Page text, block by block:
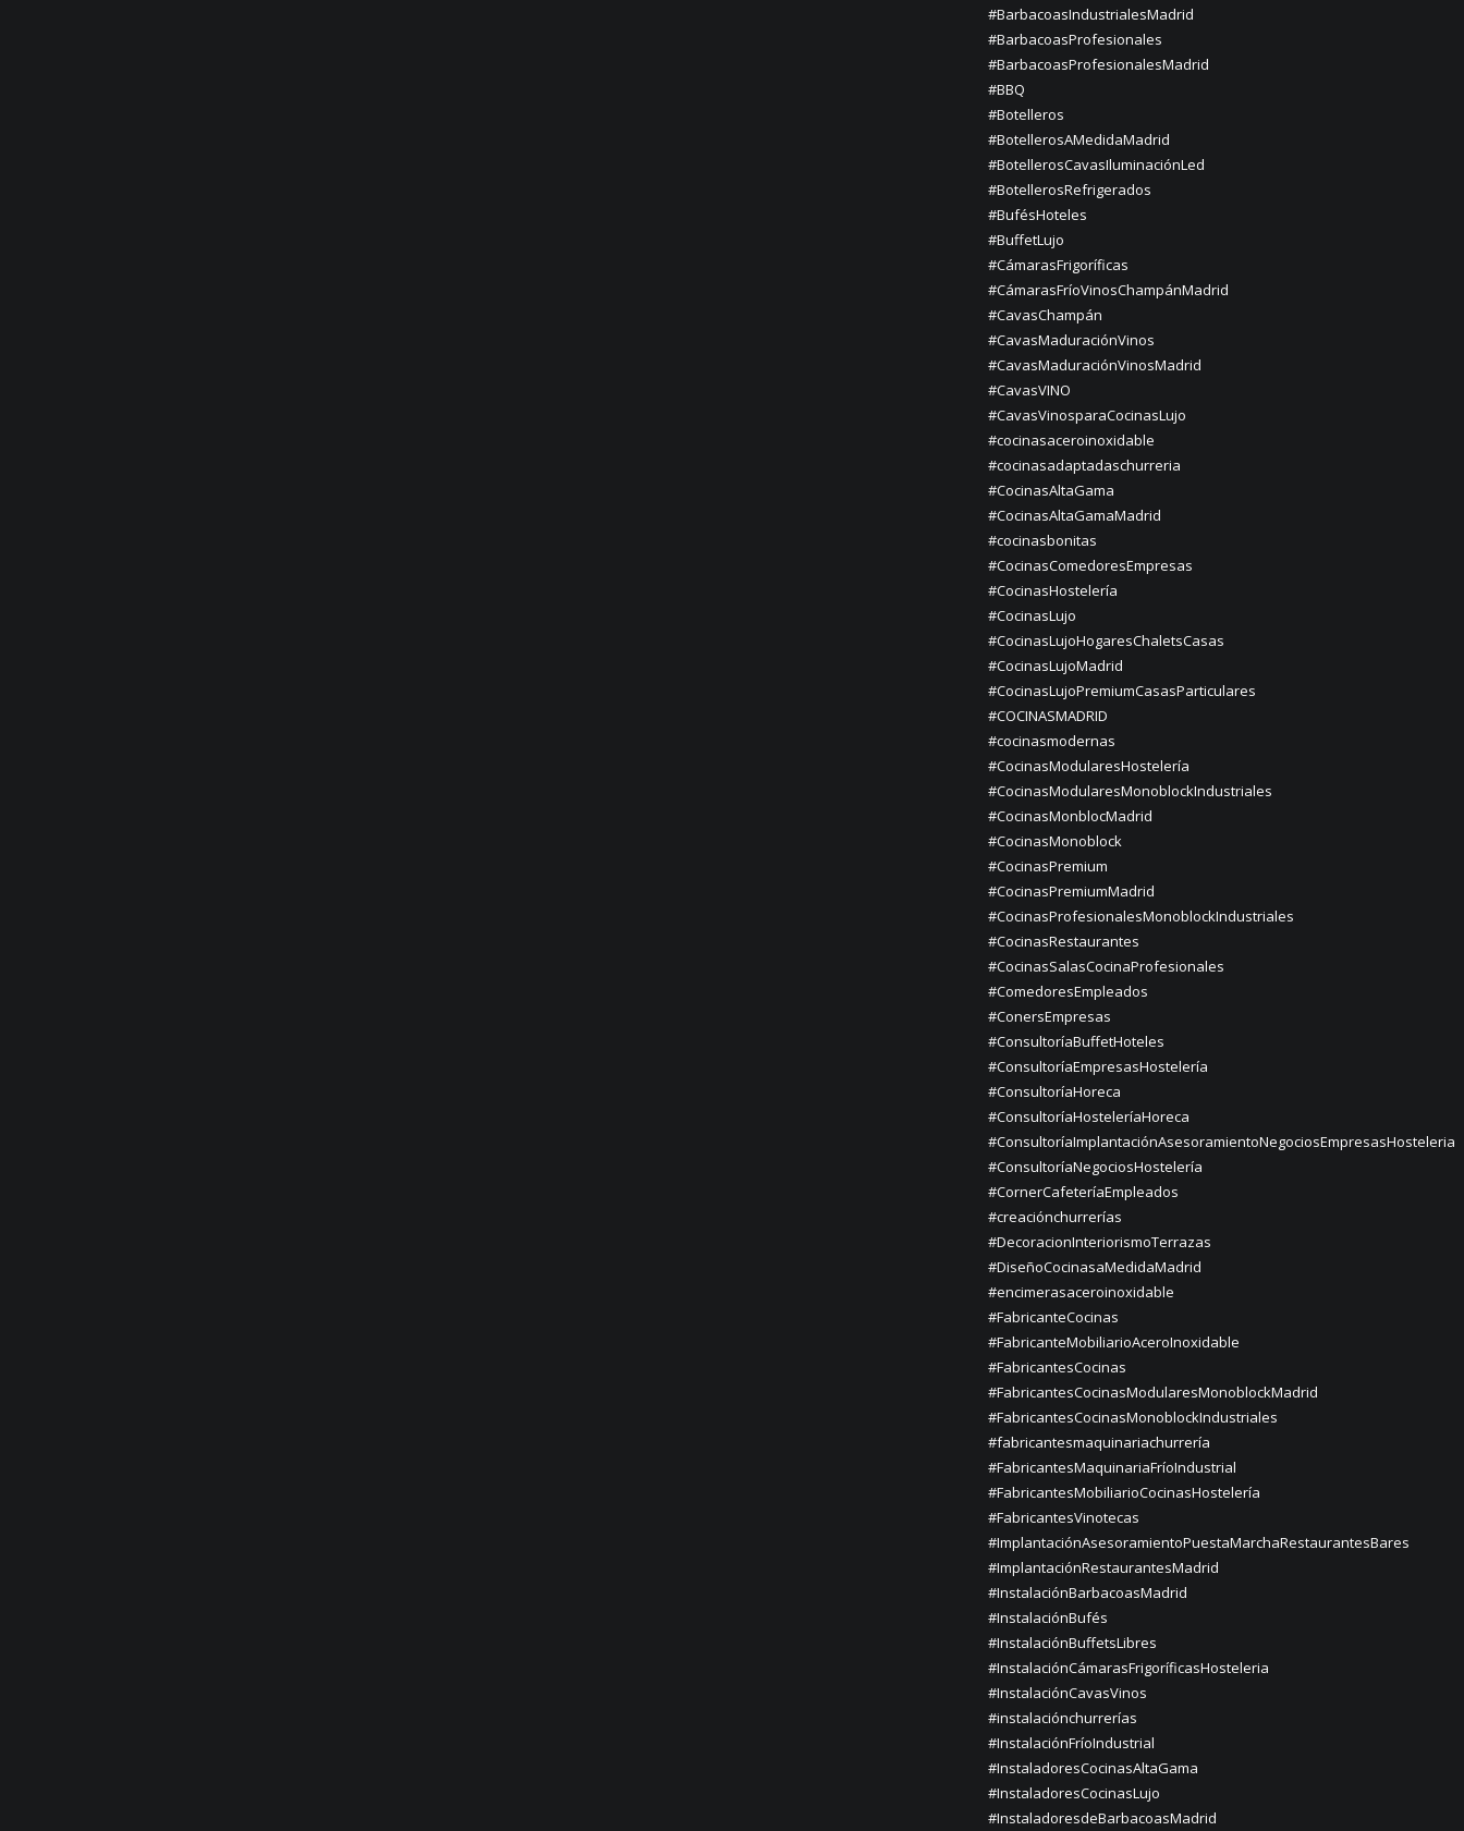
#BarbacoasIndustrialesMadrid
#BarbacoasProfesionales
#BarbacoasProfesionalesMadrid
#BBQ
#Botelleros
#BotellerosAMedidaMadrid
#BotellerosCavasIluminaciónLed
#BotellerosRefrigerados
#BufésHoteles
#BuffetLujo
#CámarasFrigoríficas
#CámarasFríoVinosChampánMadrid
#CavasChampán
#CavasMaduraciónVinos
#CavasMaduraciónVinosMadrid
#CavasVINO
#CavasVinosparaCocinasLujo
#cocinasaceroinoxidable
#cocinasadaptadaschurreria
#CocinasAltaGama
#CocinasAltaGamaMadrid
#cocinasbonitas
#CocinasComedoresEmpresas
#CocinasHostelería
#CocinasLujo
#CocinasLujoHogaresChaletsCasas
#CocinasLujoMadrid
#CocinasLujoPremiumCasasParticulares
#COCINASMADRID
#cocinasmodernas
#CocinasModularesHostelería
#CocinasModularesMonoblockIndustriales
#CocinasMonblocMadrid
#CocinasMonoblock
#CocinasPremium
#CocinasPremiumMadrid
#CocinasProfesionalesMonoblockIndustriales
#CocinasRestaurantes
#CocinasSalasCocinaProfesionales
#ComedoresEmpleados
#ConersEmpresas
#ConsultoríaBuffetHoteles
#ConsultoríaEmpresasHostelería
#ConsultoríaHoreca
#ConsultoríaHosteleríaHoreca
#ConsultoríaImplantaciónAsesoramientoNegociosEmpresasHosteleria
#ConsultoríaNegociosHostelería
#CornerCafeteríaEmpleados
#creaciónchurrerías
#DecoracionInteriorismoTerrazas
#DiseñoCocinasaMedidaMadrid
#encimerasaceroinoxidable
#FabricanteCocinas
#FabricanteMobiliarioAceroInoxidable
#FabricantesCocinas
#FabricantesCocinasModularesMonoblockMadrid
#FabricantesCocinasMonoblockIndustriales
#fabricantesmaquinariachurrería
#FabricantesMaquinariaFríoIndustrial
#FabricantesMobiliarioCocinasHostelería
#FabricantesVinotecas
#ImplantaciónAsesoramientoPuestaMarchaRestaurantesBares
#ImplantaciónRestaurantesMadrid
#InstalaciónBarbacoasMadrid
#InstalaciónBufés
#InstalaciónBuffetsLibres
#InstalaciónCámarasFrigoríficasHosteleria
#InstalaciónCavasVinos
#instalaciónchurrerías
#InstalaciónFríoIndustrial
#InstaladoresCocinasAltaGama
#InstaladoresCocinasLujo
#InstaladoresdeBarbacoasMadrid